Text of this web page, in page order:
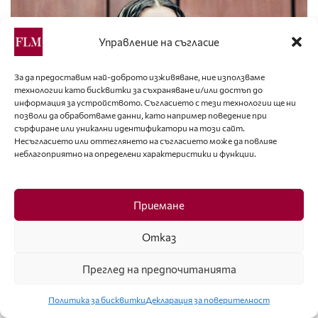
Управление на съгласие
За да предоставим най-доброто изживяване, ние използваме
технологии като бисквитки за съхраняване и/или достъп до
информация за устройството. Съгласието с тези технологии ще ни
позволи да обработваме данни, като например поведение при
сърфиране или уникални идентификатори на този сайт.
Несъгласието или оттеглянето на съгласието може да повлияе
неблагоприятно на определени характеристики и функции.
Приемане
Отказ
Преглед на предпочитанията
Политика за бисквиткиДекларация за поверителност
УСПЕХ
DARA спечели Евровизия с Bangaranga